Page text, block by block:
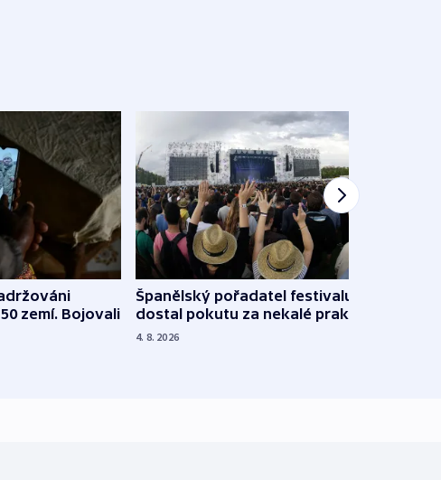
zemí. Bojovali
Španělský pořadatel festivalu
dostal pokutu za nekalé praktiky
4. 8. 2026